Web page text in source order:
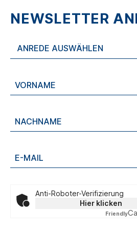
NEWSLETTER
Anti-Roboter-Verifizierung
Hier klicken
Friendly